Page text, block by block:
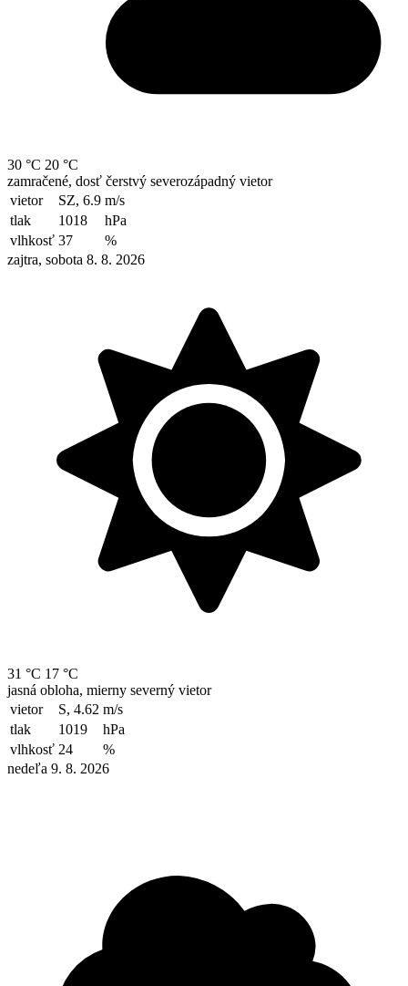
30 °C 20 °C
zamračené, dosť čerstvý severozápadný vietor
vietor
SZ, 6.9 m/s
tlak
1018
hPa
vlhkosť 37
%
zajtra, sobota 8. 8. 2026
31 °C 17 °C
jasná obloha, mierny severný vietor
vietor
S, 4.62 m/s
tlak
1019
hPa
vlhkosť 24
%
nedeľa 9. 8. 2026